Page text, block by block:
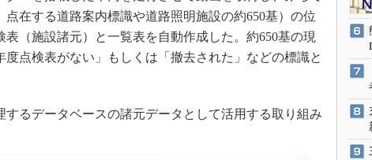
在する道路案内標識や道路照明施設の約650基）の位
（施設諸元）と一覧表を自動作成した。約650基の現
点検表がない」もしくは「撤去された」などの標識と
るデータベースの諸元データとして活用する取り組み